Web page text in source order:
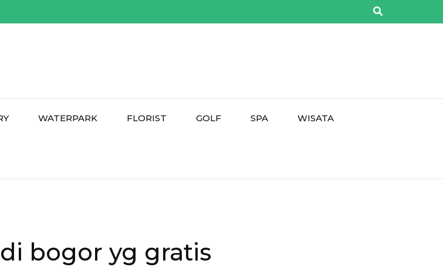
WATERPARK FLORIST GOLF SPA WISATA
bogor yg gratis